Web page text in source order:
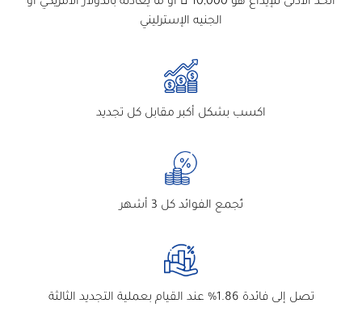
الحدّ الأدنى للإيداع هو 10,000  أو ما يعادله بالدولار الأمريكي أو
الجنيه الإسترليني
اكسب بشكل أكبر مقابل كل تجديد
تُجمع الفوائد كل 3 أشهر
تصل إلى فائدة 1.86% عند القيام بعملية التجديد الثالثة